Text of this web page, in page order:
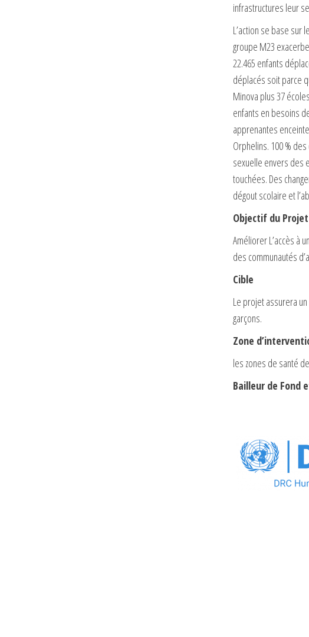
infrastructures leur
L’action se base sur
groupe M23
22.465 enfants
déplacés soit parce
Minova plus 37
enfants en besoins
apprenantes
Orphelins. 100 %
sexuelle envers des
touchées. Des
dégout scolaire et
Objectif du Projet
Améliorer L’accès à
des communautés
Cible
Le projet assurera
garçons.
Zone
les zones de santé
Bailleur de Fond